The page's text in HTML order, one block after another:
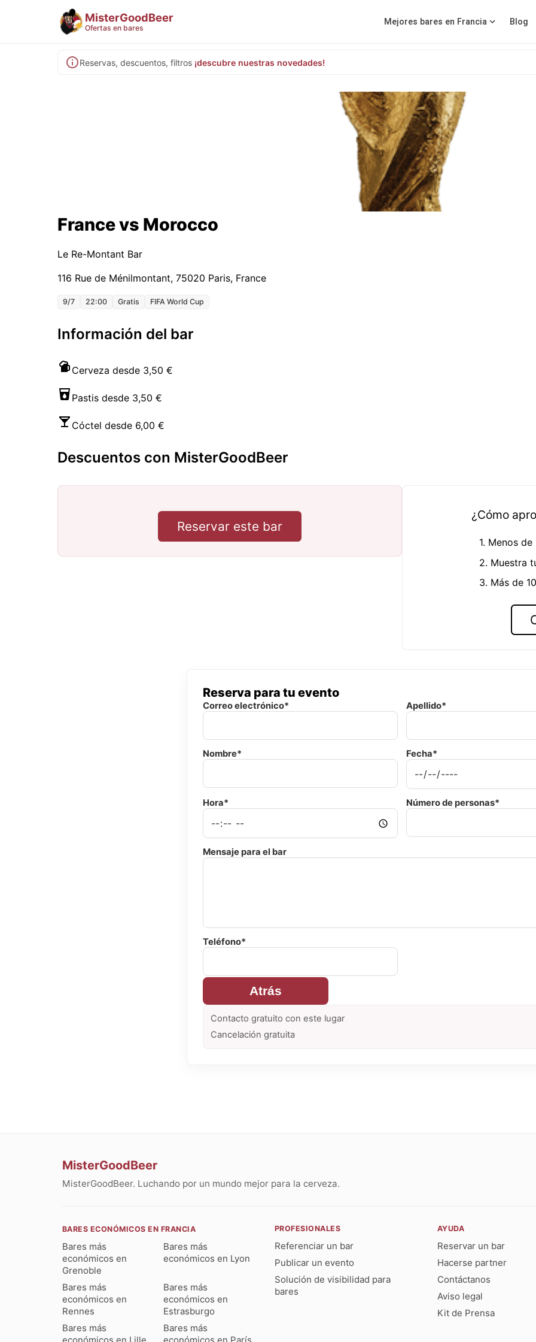
MisterGoodBeer
Ofertas en bares
Mejores bares en Francia Blog
Reservas, descuentos, filtros ¡descubre nuestras novedades!
France vs Morocco
Le Re-Montant Bar
116 Rue de Ménilmontant, 75020 Paris, France
9/7 22:00 Gratis FIFA World Cup
Información del bar
Cerveza desde 3,50 €
Pastis desde 3,50 €
Cóctel desde 6,00 €
Descuentos con MisterGoodBeer
Reservar este bar
¿Cómo
1. Menos
2. Muestra
3. Más de
Reserva para tu evento
Correo electrónico* Apellido*
Nombre* Fecha*
Hora* Número de personas*
Mensaje para el bar
Teléfono*
Atrás
Contacto gratuito con este lugar
Cancelación gratuita
MisterGoodBeer
MisterGoodBeer. Luchando por un mundo mejor para la cerveza.
BARES ECONÓMICOS EN FRANCIA
Bares más
económicos en
Grenoble
Bares más
económicos en Lyon
Bares más
económicos en
Rennes
Bares más
económicos en
Estrasburgo
Bares más
Bares más
PROFESIONALES
Referenciar un bar
Publicar un evento
Solución de visibilidad para
bares
AYUDA
Reservar un bar
Hacerse partner
Contáctanos
Aviso legal
Kit de Prensa